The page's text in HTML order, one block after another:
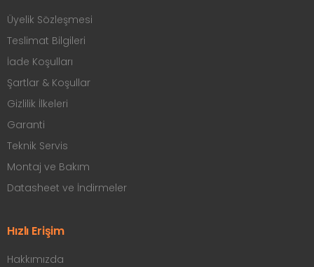
Üyelik Sözleşmesi
Teslimat Bilgileri
İade Koşulları
Şartlar & Koşullar
Gizlilik İlkeleri
Garanti
Teknik Servis
Montaj ve Bakım
Datasheet ve İndirmeler
Hızlı Erişim
Hakkımızda